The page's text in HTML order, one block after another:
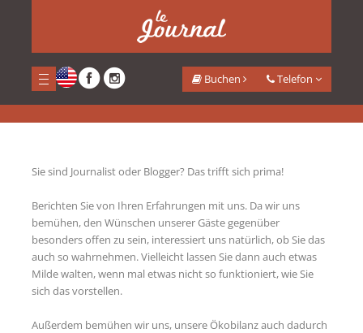
Telefon
Buchen
Bewertungen
Home Auberge & Hotel
Sie sind Journalist oder Blogger? Das trifft sich prima!
Berichten Sie von Ihren Erfahrungen mit uns. Da wir uns
bemühen, den Wünschen unserer Gäste gegenüber
besonders offen zu sein, interessiert uns natürlich, ob Sie das
auch so wahrnehmen. Vielleicht lassen Sie dann auch etwas
Milde walten, wenn mal etwas nicht so funktioniert, wie Sie
sich das vorstellen.
Außerdem bemühen wir uns, unsere Ökobilanz auch dadurch